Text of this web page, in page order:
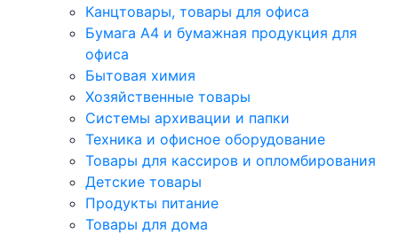
Канцтовары, товары для офиса
Бумага А4 и бумажная продукция для
офиса
Бытовая химия
Хозяйственные товары
Системы архивации и папки
Техника и офисное оборудование
Товары для кассиров и опломбирования
Детские товары
Продукты питание
Товары для дома